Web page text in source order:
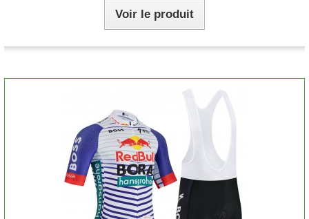
Voir le produit